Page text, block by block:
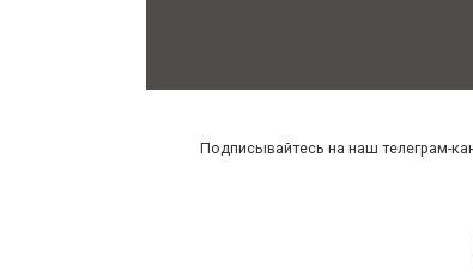
Подписывайтесь на наш телеграм-